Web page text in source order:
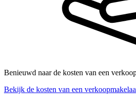
Benieuwd naar de kosten van een
Bekijk de kosten van een